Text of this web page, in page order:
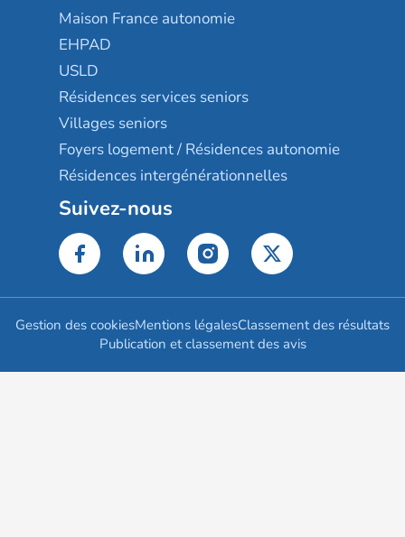
Maison France autonomie
EHPAD
USLD
Résidences services seniors
Villages seniors
Foyers logement / Résidences autonomie
Résidences intergénérationnelles
Suivez-nous
Gestion des cookiesMentions légalesClassement des résultats
Publication et classement des avis